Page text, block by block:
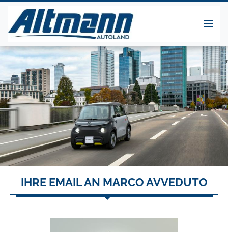
IHRE EMAIL AN MARCO AVVEDUTO